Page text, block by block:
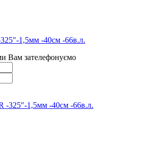
1,5мм -40см -66в.л.
Вам зателефонуємо